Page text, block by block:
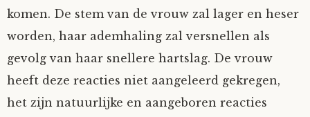
komen. De stem van de vrouw zal lager en heser
worden, haar ademhaling zal versnellen als
gevolg van haar snellere hartslag. De vrouw
heeft deze reacties niet aangeleerd gekregen,
het zijn natuurlijke en aangeboren reacties